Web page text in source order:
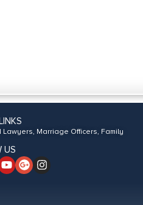
Marriage Officers, Family
US